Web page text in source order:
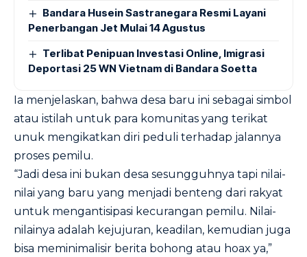
Bandara Husein Sastranegara Resmi Layani
Penerbangan Jet Mulai 14 Agustus
Terlibat Penipuan Investasi Online, Imigrasi
Deportasi 25 WN Vietnam di Bandara Soetta
Ia menjelaskan, bahwa desa baru ini sebagai simbol
atau istilah untuk para komunitas yang terikat
unuk mengikatkan diri peduli terhadap jalannya
proses pemilu.
“Jadi desa ini bukan desa sesungguhnya tapi nilai-
nilai yang baru yang menjadi benteng dari rakyat
untuk mengantisipasi kecurangan pemilu. Nilai-
nilainya adalah kejujuran, keadilan, kemudian juga
bisa meminimalisir berita bohong atau hoax ya,”